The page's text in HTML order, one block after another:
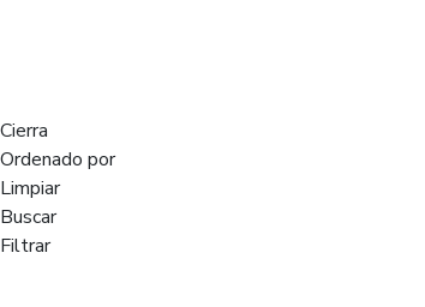
Cierra
Ordenado por
Limpiar
Buscar
Filtrar